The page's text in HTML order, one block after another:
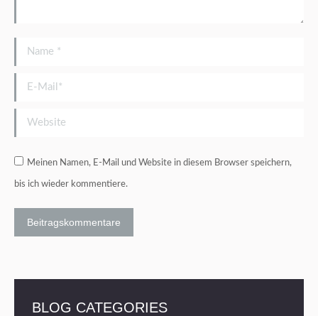
Name *
E-Mail *
Website
Meinen Namen, E-Mail und Website in diesem Browser speichern,
bis ich wieder kommentiere.
Beitragskommentare
BLOG CATEGORIES